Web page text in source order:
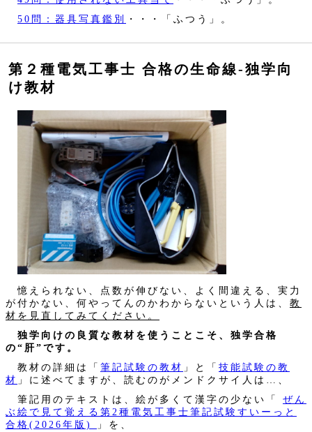
50問：器具写真鑑別
・・・「ふつう」。
第２種電気工事士 合格の生命線‐独学向
け教材
憶えられない、点数が伸びない、よく間違える、実力
が付かない、何やってんのかわからないという人は、 教
材を見直してみてください。
独学向けの良質な教材を使うことこそ、独学合格
の“肝”です。
教材の詳細は「 筆記試験の教材 」と「 技能試験の教
材 」に述べてますが、読むのがメンドクサイ人は…、
筆記用のテキストは、絵が多くて漢字の少ない「
ぜん
ぶ絵で見て覚える第2種電気工事士筆記試験すいーっと
合格(2026年版)
」を、